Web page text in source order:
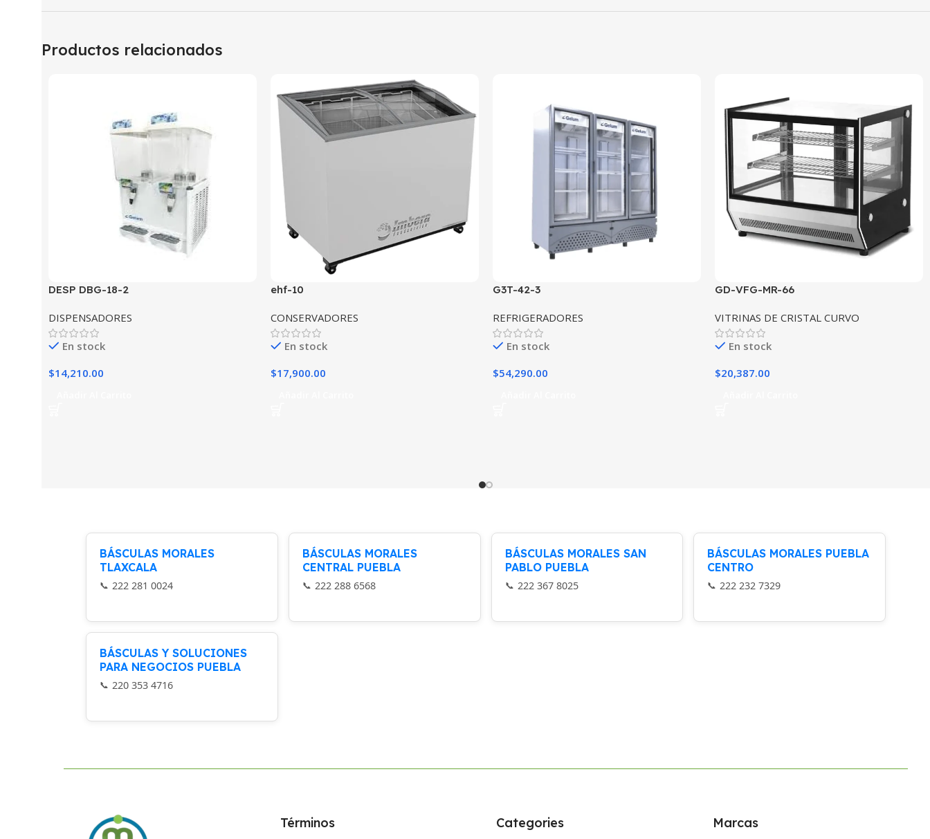
Productos relacionados
DESP DBG-18-2
DISPENSADORES
En stock
$14,210.00
ehf-10
CONSERVADORES
En stock
$17,900.00
G3T-42-3
REFRIGERADORES
En stock
$54,290.00
GD-VFG-MR-66
VITRINAS DE CRISTAL CURVO
En stock
$20,387.00
BÁSCULAS MORALES
TLAXCALA
222 281 0024
BÁSCULAS MORALES
CENTRAL PUEBLA
222 288 6568
BÁSCULAS MORALES SAN
PABLO PUEBLA
222 367 8025
BÁSCULAS MORALES PUEBLA
CENTRO
222 232 7329
BÁSCULAS Y SOLUCIONES
PARA NEGOCIOS PUEBLA
220 353 4716
Términos Categories Marcas